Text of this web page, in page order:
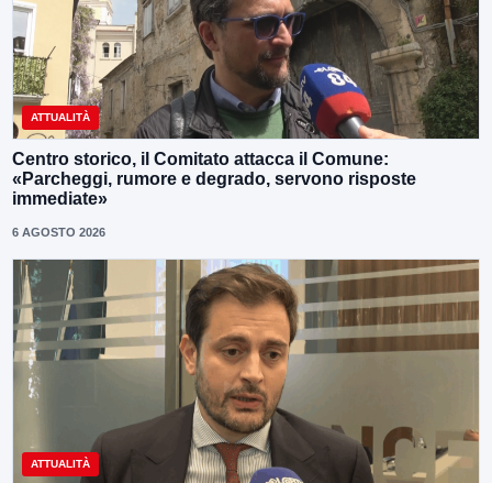
ATTUALITÀ
Centro storico, il Comitato attacca il Comune:
«Parcheggi, rumore e degrado, servono risposte
immediate»
6 AGOSTO 2026
ATTUALITÀ